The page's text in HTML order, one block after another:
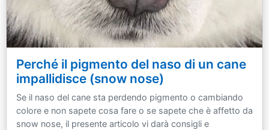
Perché il pigmento del naso di un cane
impallidisce (snow nose)
Se il naso del cane sta perdendo pigmento o cambiando
colore e non sapete cosa fare o se sapete che è affetto da
snow nose, il presente articolo vi darà consigli e